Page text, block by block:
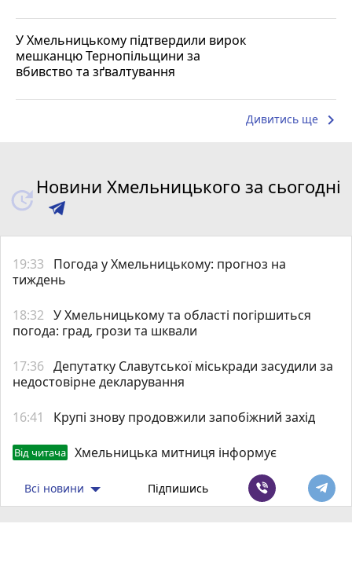
У Хмельницькому підтвердили вирок
мешканцю Тернопільщини за
вбивство та зґвалтування
Дивитись ще keyboard_arrow_right
Новини Хмельницького за сьогодні
19:33
Погода у Хмельницькому: прогноз на
тиждень
18:32 У Хмельницькому та області погіршиться
погода: град, грози та шквали
17:36 Депутатку Славутської міськради засудили за
недостовірне декларування
16:41 Крупі знову продовжили запобіжний захід
Від читача Хмельницька митниця інформує
Всі новини Підпишись